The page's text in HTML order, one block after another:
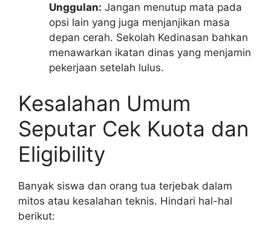
Unggulan: Jangan menutup mata pada
opsi lain yang juga menjanjikan masa
depan cerah. Sekolah Kedinasan bahkan
menawarkan ikatan dinas yang menjamin
pekerjaan setelah lulus.
Kesalahan Umum
Seputar Cek Kuota dan
Eligibility
Banyak siswa dan orang tua terjebak dalam
mitos atau kesalahan teknis. Hindari hal-hal
berikut: